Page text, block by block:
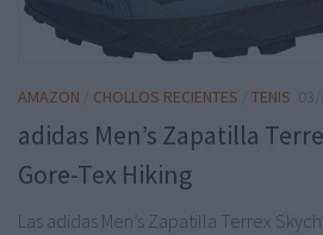
AMAZON CHOLLOS RECIENTES TENIS
adidas Men’s Zapatilla
Gore-Tex Hiking
Las adidas Men’s Zapatilla Terrex